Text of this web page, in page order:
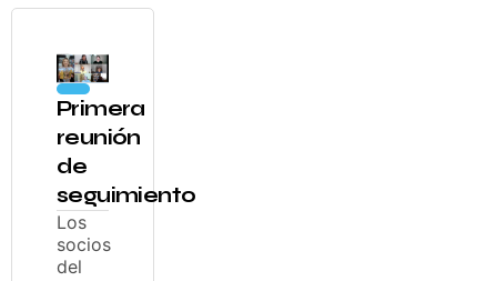
Primera
reunión
de
seguimiento
Los
socios
del